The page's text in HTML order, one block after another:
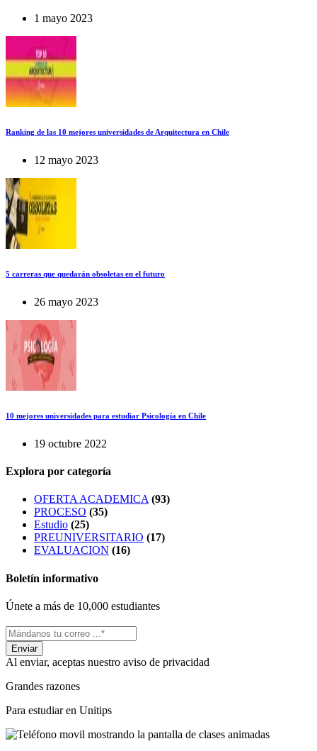
1 mayo 2023
Ranking de las 10 mejores universidades de Arquitectura en Chile
12 mayo 2023
5 carreras que quedarán obsoletas en el futuro
26 mayo 2023
10 mejores universidades para estudiar Psicología en Chile
19 octubre 2022
Explora por categoría
OFERTA ACADEMICA (93)
PROCESO (35)
Estudio (25)
PREUNIVERSITARIO (17)
EVALUACION (16)
Boletín informativo
Únete a más de 10,000 estudiantes
Al enviar, aceptas nuestro aviso de privacidad
Grandes razones
Para estudiar en Unitips